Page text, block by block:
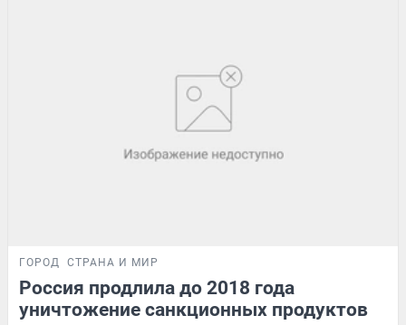
ГОРОД СТРАНА И МИР
Россия продлила до 2018 года
уничтожение санкционных продуктов